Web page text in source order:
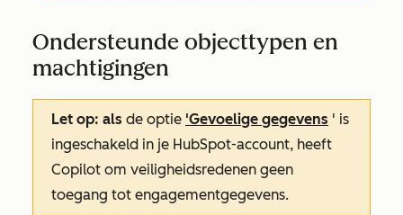
Ondersteunde objecttypen en
machtigingen
Let op: als de optie 'Gevoelige gegevens ' is
ingeschakeld in je HubSpot-account, heeft
Copilot om veiligheidsredenen geen
toegang tot engagementgegevens.